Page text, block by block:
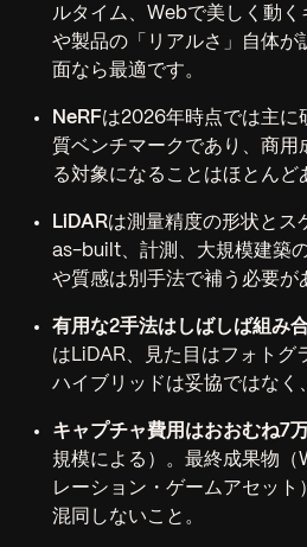
ルタイム、Webで美しく動く
や製品の「リアルさ」自体が
面なら最適です。
NeRFは2026年時点では主に
質ベンチマークであり、商用
る対象になることはほとんど
LiDARは測量精度の形状とス
as-built、計測、大規模建築
や質感は別手法で補う必要が
有用な2手法はしばしば組み
はLiDAR、見た目はフォトグ
ハイブリッドは妥協ではなく
キャプチャ費用はおおむね7
規模による）。最終成果物（
レーション・ゲームアセット
混同しないこと。